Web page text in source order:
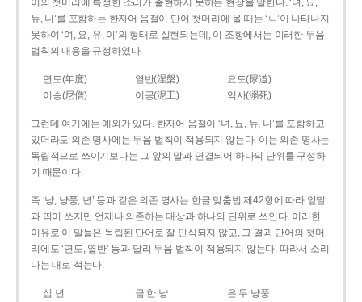
어의 첫머리에 특정한 소리가 출현하지 못하는 현상을 말한다. ‘녀, 뇨,
뉴, 니’를 포함하는 한자어 음절이 단어 첫머리에 올 때는 ‘ㄴ’이 나타나지
못하여 ‘여, 요, 유, 이’의 형태로 실현되는데, 이 조항에서는 이러한 두음
법칙의 내용을 규정하였다.
연도(年度) 열반(涅槃)
요도(尿道)
이승(尼僧)
이공(泥工) 익사(溺死)
그런데 여기에는 예외가 있다. 한자어 음절이 ‘녀, 뇨, 뉴, 니’를 포함하고
있더라도 의존 명사에는 두음 법칙이 적용되지 않는다. 이는 의존 명사는
독립적으로 쓰이기보다는 그 앞의 말과 연결되어 하나의 단위를 구성하
기 때문이다.
즉 ‘냥, 냥쭝, 년’ 등과 같은 의존 명사는 한글 맞춤법 제42항에 따라 앞말
과 띄어 쓰지만 언제나 의존하는 대상과 하나의 단위로 쓰인다. 이러한
이유로 이 말들은 독립된 단어로 잘 인식되지 않고, 그 결과 단어의 첫머
리에도 ‘연도, 열반’ 등과 달리 두음 법칙이 적용되지 않는다. 따라서 소리
나는 대로 적는다.
십 년 금 한 냥 은 두 냥쭝